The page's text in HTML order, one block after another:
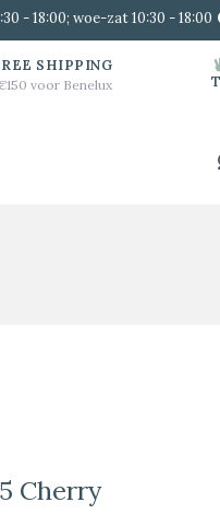
- 18:00; woe-zat 10:30 - 18:00
SHIPPING
voor Benelux
Cherry